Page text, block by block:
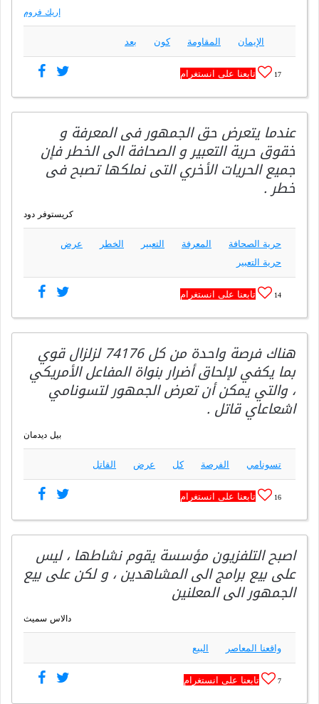
إريك فروم
الإيمان المقاومة كون بعد
17 تابعنا على انستغرام
عندما يتعرض حق الجمهور فى المعرفة و
خقوق حرية التعبير و الصحافة الى الخطر فإن
جميع الحريات الأخري التى نملكها تصبح فى
خطر .
كريستوفر دود
حرية الصحافة المعرفة التعبير الخطر
عرض
حرية التعبير
14 تابعنا على انستغرام
هناك فرصة واحدة من كل 74176 لزلزال قوي
بما يكفي لإلحاق أضرار بنواة المفاعل الأمريكي
، والتي يمكن أن تعرض الجمهور لتسونامي
اشعاعاي قاتل .
بيل ديدمان
تسونامي الفرصة كل عرض القاتل
16 تابعنا على انستغرام
اصبح التلفزيون مؤسسة يقوم نشاطها ، ليس
على بيع برامج الى المشاهدين ، و لكن على بيع
الجمهور الى المعلنين
دالاس سميث
واقعنا المعاصر البيع
7 تابعنا على انستغرام